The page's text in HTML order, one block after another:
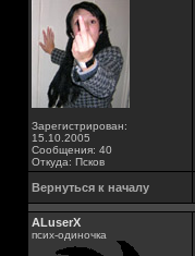
Зарегистрирован:
15.10.2005
Сообщения: 40
Откуда: Псков
Вернуться к началу
ALuserX
псих-одиночка